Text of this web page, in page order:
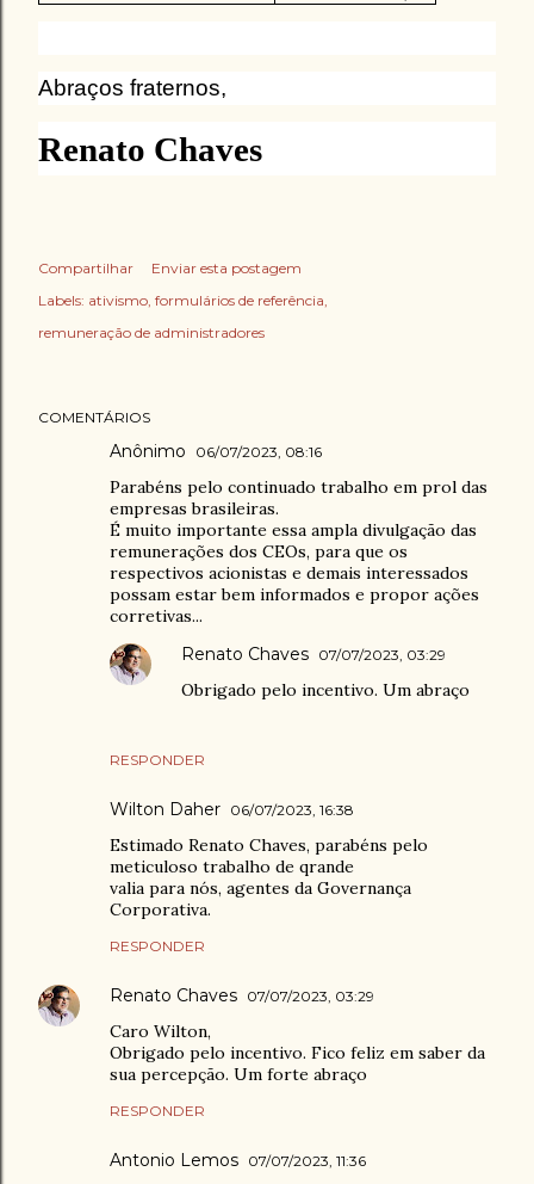
Abraços fraternos,
Renato Chaves
Compartilhar
Enviar esta postagem
Labels: ativismo formulários de referência
remuneração de administradores
COMENTÁRIOS
Anônimo 06/07/2023, 08:16
Parabéns pelo continuado trabalho em prol das
empresas brasileiras.
É muito importante essa ampla divulgação das
remunerações dos CEOs, para que os
respectivos acionistas e demais interessados
possam estar bem informados e propor ações
corretivas...
RESPONDER
Renato Chaves 07/07/2023, 03:29
Obrigado pelo incentivo. Um abraço
Wilton Daher 06/07/2023, 16:38
Estimado Renato Chaves, parabéns pelo
meticuloso trabalho de qrande
valia para nós, agentes da Governança
Corporativa.
RESPONDER
Renato Chaves 07/07/2023, 03:29
Caro Wilton,
Obrigado pelo incentivo. Fico feliz em saber da
sua percepção. Um forte abraço
RESPONDER
Antonio Lemos 07/07/2023, 11:36